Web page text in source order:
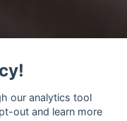
our analytics tool
out and learn more